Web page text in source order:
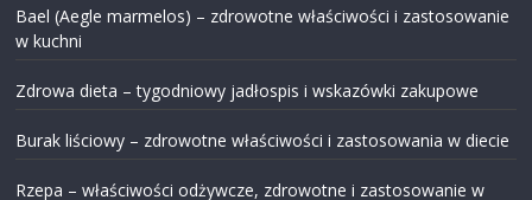
Bael (Aegle marmelos) – zdrowotne właściwości i zastosowanie
w kuchni
Zdrowa dieta – tygodniowy jadłospis i wskazówki zakupowe
Burak liściowy – zdrowotne właściwości i zastosowania w diecie
Rzepa – właściwości odżywcze, zdrowotne i zastosowanie w